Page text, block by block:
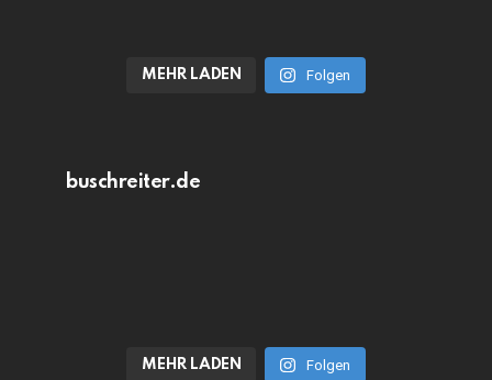
MEHR LADEN Folgen
buschreiter.de
MEHR LADEN Folgen